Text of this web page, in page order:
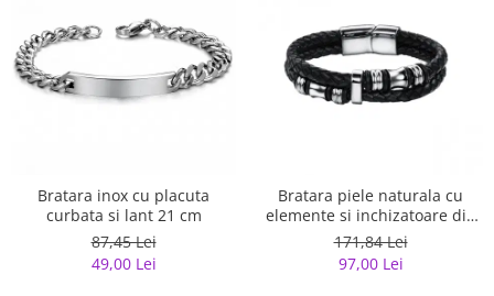
Bratara inox cu placuta
curbata si lant 21 cm
87,45 Lei
49,00 Lei
Bratara piele naturala cu
elemente si inchizatoare din
inox
171,84 Lei
97,00 Lei